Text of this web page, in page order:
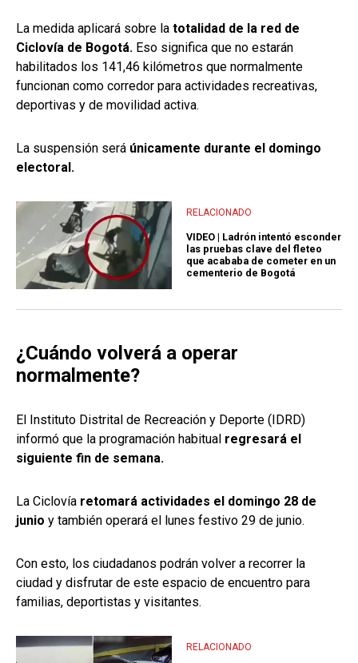
La medida aplicará sobre la totalidad de la red de
Ciclovía de Bogotá. Eso significa que no estarán
habilitados los 141,46 kilómetros que normalmente
funcionan como corredor para actividades recreativas,
deportivas y de movilidad activa.
La suspensión será únicamente durante el domingo
electoral.
RELACIONADO
VIDEO | Ladrón intentó esconder
las pruebas clave del fleteo
que acababa de cometer en un
cementerio de Bogotá
¿Cuándo volverá a operar
normalmente?
El Instituto Distrital de Recreación y Deporte (IDRD)
informó que la programación habitual regresará el
siguiente fin de semana.
La Ciclovía retomará actividades el domingo 28 de
junio y también operará el lunes festivo 29 de junio.
Con esto, los ciudadanos podrán volver a recorrer la
ciudad y disfrutar de este espacio de encuentro para
familias, deportistas y visitantes.
RELACIONADO